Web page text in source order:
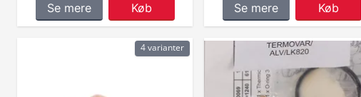
Se mere Køb Se mere Køb
4 varianter